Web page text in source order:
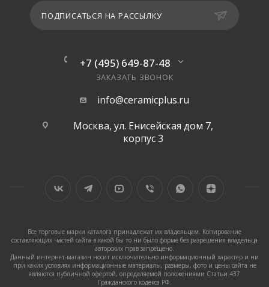
ПОДПИСАТЬСЯ НА РАССЫЛКУ
+7 (495) 649-87-48
ЗАКАЗАТЬ ЗВОНОК
info@ceramicplus.ru
Москва, ул. Енисейская дом 7,
корпус 3
Все торговые марки каталога принадлежат их владельцам. Копирование
составляющих частей сайта в какой бы то ни было форме без разрешения владельца
авторских прав запрещено.
Данный интернет-магазин носит исключительно информационный характер и ни
при каких условиях информационные материалы, размеры, фото и цены сайта не
являются публичной офертой, определяемой положениями Статьи 437
Гражданского кодекса РФ.